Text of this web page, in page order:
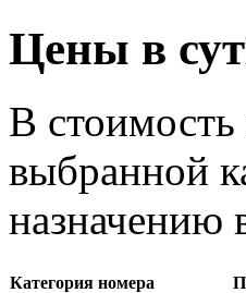
Цены в
В
выбранной
назначению
Категория номера